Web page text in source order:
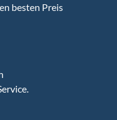
besten Preis